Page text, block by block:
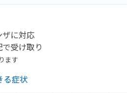
に対応
受け取り
ます
る症状